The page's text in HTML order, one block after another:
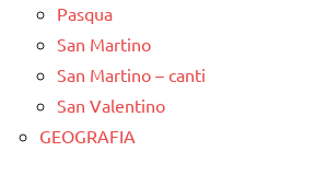
Pasqua
San Martino
San Martino – canti
San Valentino
GEOGRAFIA